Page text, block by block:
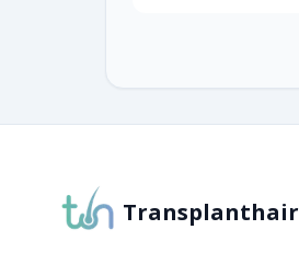
Transplanthair